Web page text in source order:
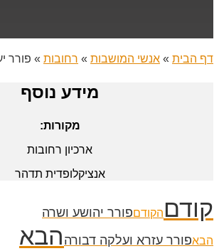
דף הבית » אנשי המושבות » רחובות » פורר
מידע נוסף
מקורות:
ארכיון רחובות
אנציקלופדית תדהר
קודם הקודםפורר יהושע ושרה
הבאפורר עזרא ועלקה דבורה הבא